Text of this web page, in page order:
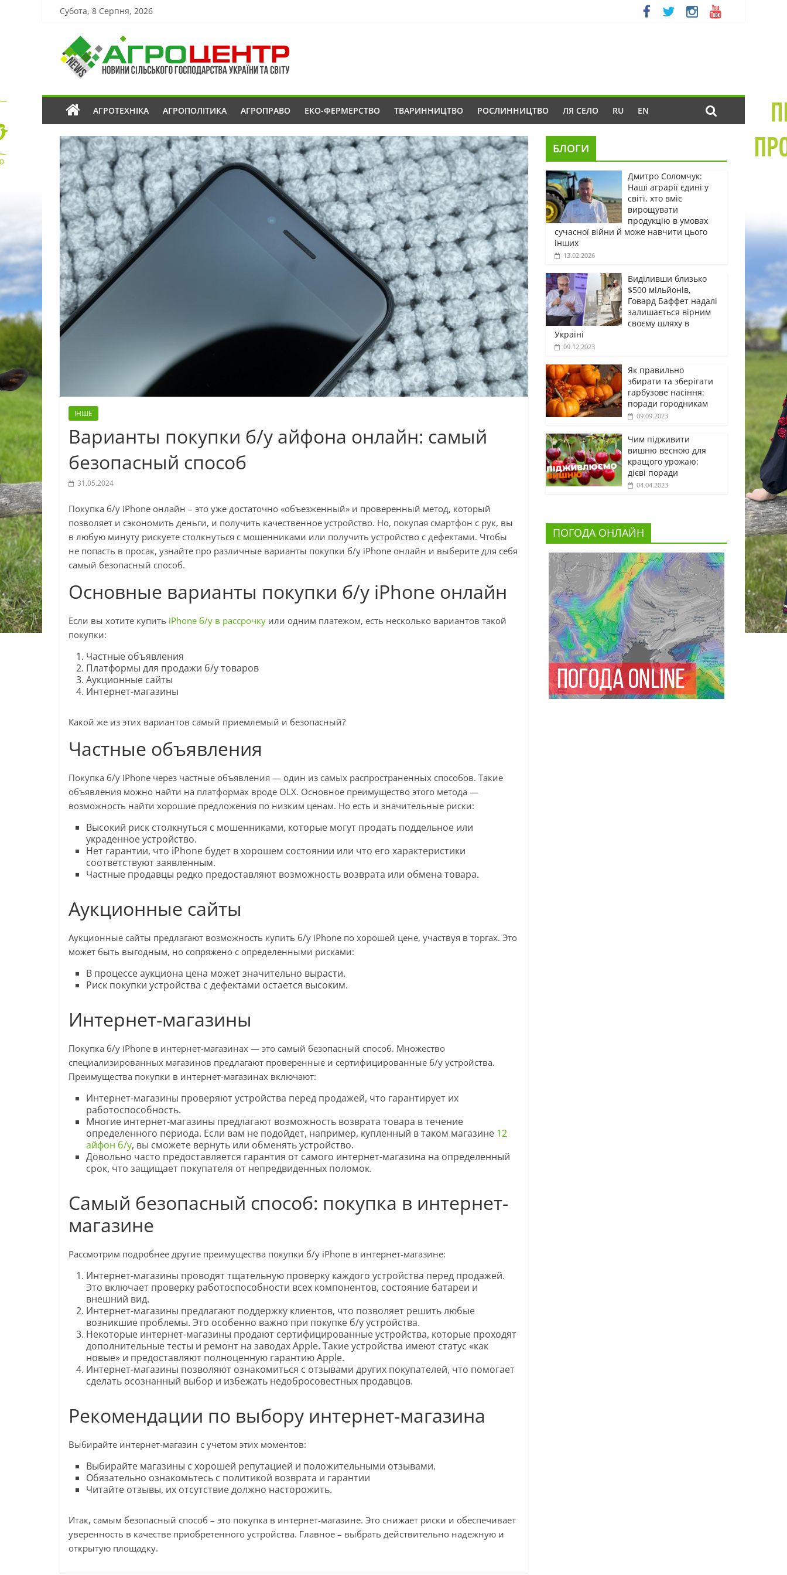
Субота, 8 Серпня, 2026
АГРОТЕХНІКА АГРОПОЛІТИКА АГРОПРАВО ЕКО-ФЕРМЕРСТВО ТВАРИННИЦТВО РОСЛИННИЦТВО ЛЯ СЕЛО RU EN
ІНШЕ
Варианты покупки б/у айфона онлайн: самый
безопасный способ
31.05.2024
Покупка б/у iPhone онлайн – это уже достаточно «объезженный» и проверенный метод, который
позволяет и сэкономить деньги, и получить качественное устройство. Но, покупая смартфон с рук, вы
в любую минуту рискуете столкнуться с мошенниками или получить устройство с дефектами. Чтобы
не попасть в просак, узнайте про различные варианты покупки б/у iPhone онлайн и выберите для себя
самый безопасный способ.
Основные варианты покупки б/у iPhone онлайн
Если вы хотите купить iPhone б/у в рассрочку или одним платежом, есть несколько вариантов такой
покупки:
Частные объявления
Платформы для продажи б/у товаров
Аукционные сайты
Интернет-магазины
Какой же из этих вариантов самый приемлемый и безопасный?
Частные объявления
Покупка б/у iPhone через частные объявления — один из самых распространенных способов. Такие
объявления можно найти на платформах вроде OLX. Основное преимущество этого метода —
возможность найти хорошие предложения по низким ценам. Но есть и значительные риски:
Высокий риск столкнуться с мошенниками, которые могут продать поддельное или
украденное устройство.
Нет гарантии, что iPhone будет в хорошем состоянии или что его характеристики
соответствуют заявленным.
Частные продавцы редко предоставляют возможность возврата или обмена товара.
Аукционные сайты
Аукционные сайты предлагают возможность купить б/у iPhone по хорошей цене, участвуя в торгах. Это
может быть выгодным, но сопряжено с определенными рисками:
В процессе аукциона цена может значительно вырасти.
Риск покупки устройства с дефектами остается высоким.
Интернет-магазины
Покупка б/у iPhone в интернет-магазинах — это самый безопасный способ. Множество
специализированных магазинов предлагают проверенные и сертифицированные б/у устройства.
Преимущества покупки в интернет-магазинах включают:
Интернет-магазины проверяют устройства перед продажей, что гарантирует их
работоспособность.
Многие интернет-магазины предлагают возможность возврата товара в течение
определенного периода. Если вам не подойдет, например, купленный в таком магазине 12
айфон б/у, вы сможете вернуть или обменять устройство.
Довольно часто предоставляется гарантия от самого интернет-магазина на определенный
срок, что защищает покупателя от непредвиденных поломок.
Самый безопасный способ: покупка в интернет-
магазине
Рассмотрим подробнее другие преимущества покупки б/у iPhone в интернет-магазине:
Интернет-магазины проводят тщательную проверку каждого устройства перед продажей.
Это включает проверку работоспособности всех компонентов, состояние батареи и
внешний вид.
Интернет-магазины предлагают поддержку клиентов, что позволяет решить любые
возникшие проблемы. Это особенно важно при покупке б/у устройства.
Некоторые интернет-магазины продают сертифицированные устройства, которые проходят
дополнительные тесты и ремонт на заводах Apple. Такие устройства имеют статус «как
новые» и предоставляют полноценную гарантию Apple.
Интернет-магазины позволяют ознакомиться с отзывами других покупателей, что помогает
сделать осознанный выбор и избежать недобросовестных продавцов.
Рекомендации по выбору интернет-магазина
Выбирайте интернет-магазин с учетом этих моментов:
Выбирайте магазины с хорошей репутацией и положительными отзывами.
Обязательно ознакомьтесь с политикой возврата и гарантии
Читайте отзывы, их отсутствие должно насторожить.
Итак, самым безопасный способ – это покупка в интернет-магазине. Это снижает риски и обеспечивает
уверенность в качестве приобретенного устройства. Главное – выбрать действительно надежную и
открытую площадку.
БЛОГИ
Дмитро Соломчук:
Наші аграрії єдині у
світі, хто вміє
вирощувати
продукцію в умовах
сучасної війни й може навчити цього
інших
13.02.2026
Виділивши близько
$500 мільйонів,
Говард Баффет надалі
залишається вірним
своєму шляху в
Україні
09.12.2023
Як правильно
збирати та зберігати
гарбузове насіння:
поради городникам
09.09.2023
Чим підживити
вишню весною для
кращого урожаю:
дієві поради
04.04.2023
ПОГОДА ОНЛАЙН